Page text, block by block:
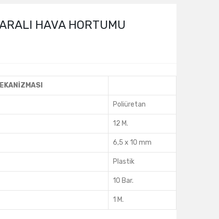
HAVA HORTUMU
Poliüretan
12 M.
6,5 x 10 mm
Plastik
10 Bar.
1 M.